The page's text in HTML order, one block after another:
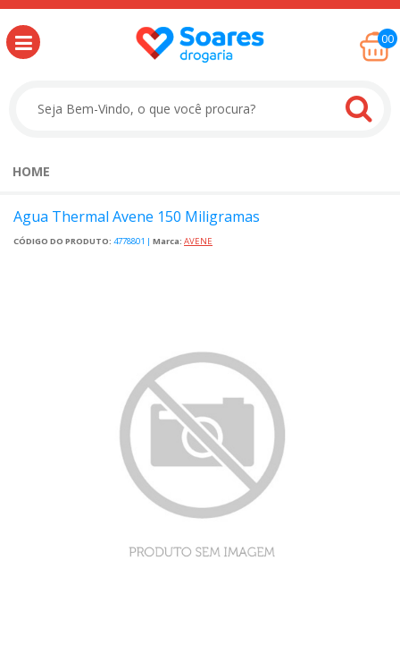
00
HOME
Agua Thermal Avene 150 Miligramas
CÓDIGO DO PRODUTO: 4778801 | Marca: AVENE